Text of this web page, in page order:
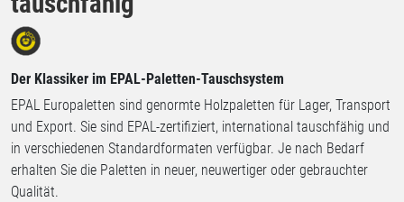
Der Klassiker im EPAL-Paletten-Tauschsystem
EPAL Europaletten sind genormte Holzpaletten für Lager, Transport
und Export. Sie sind EPAL-zertifiziert, international tauschfähig und
in verschiedenen Standardformaten verfügbar. Je nach Bedarf
erhalten Sie die Paletten in neuer, neuwertiger oder gebrauchter
Qualität.